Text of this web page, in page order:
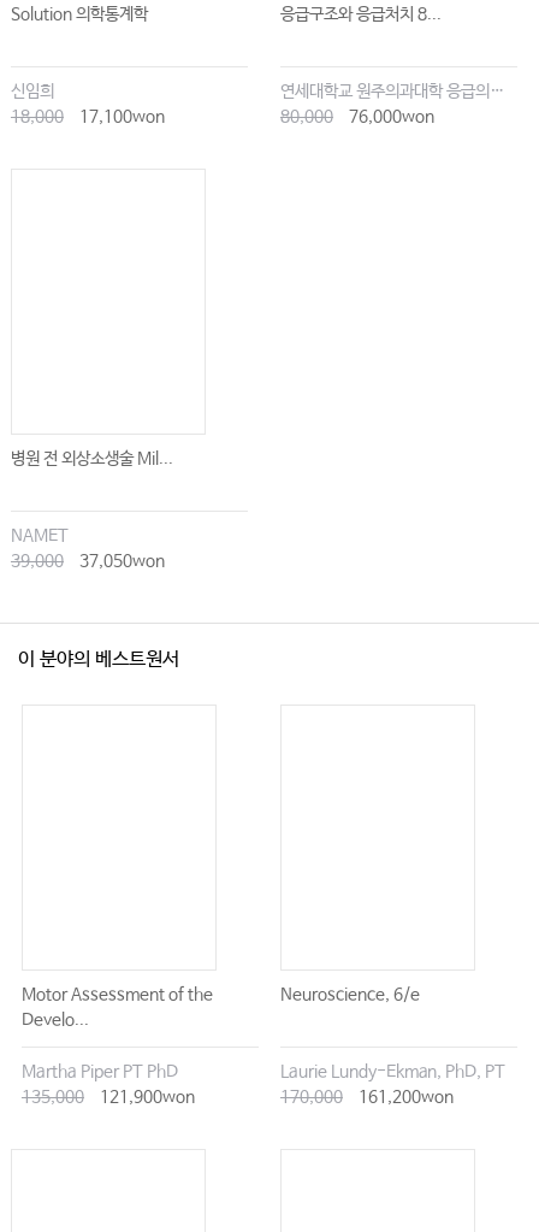
Solution 의학통계학
신임희
18,000
17,100won
응급구조와 응급처치 8...
연세대학교 원주의과대학 응급의학교실
80,000
76,000won
병원 전 외상소생술 Mil...
NAMET
39,000
37,050won
이 분야의 베스트원서
Motor Assessment of the
Develo...
Martha Piper PT PhD
135,000
121,900won
Neuroscience, 6/e
Laurie Lundy-Ekman, PhD, PT
170,000
161,200won